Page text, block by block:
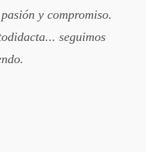
y compromiso.
seguimos